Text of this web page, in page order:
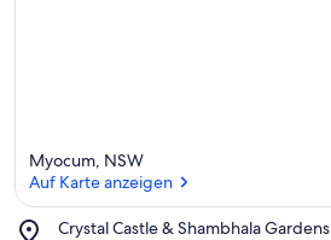
Myocum, NSW
Auf Karte anzeigen
Crystal Castle & Shambhala Gardens
Place,